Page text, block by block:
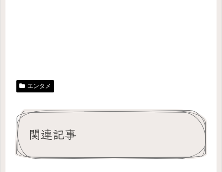
エンタメ
関連記事